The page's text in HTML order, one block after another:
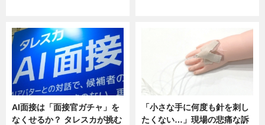
AI面接は「面接官ガチャ」を
なくせるか？ タレスカが挑む
「小さな手に何度も針を刺し
たくない…」現場の悲痛な訴